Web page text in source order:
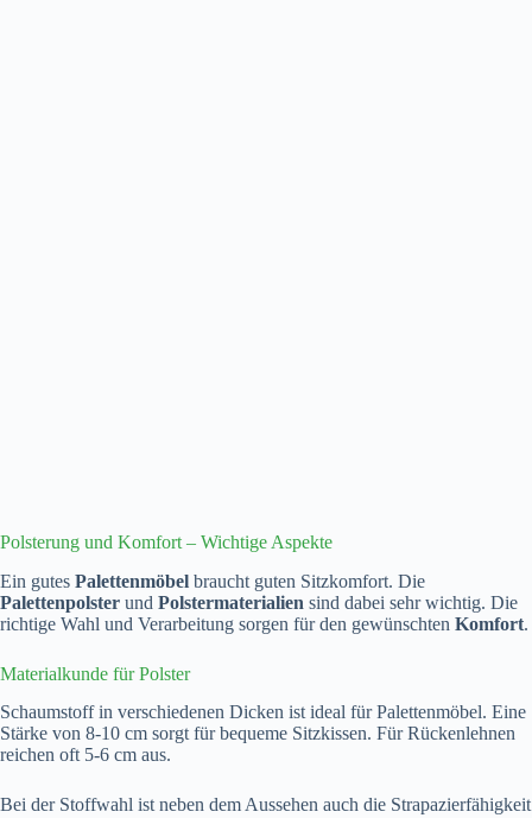
Polsterung und Komfort – Wichtige Aspekte
Ein gutes Palettenmöbel braucht guten Sitzkomfort. Die
Palettenpolster und Polstermaterialien sind dabei sehr wichtig. Die
richtige Wahl und Verarbeitung sorgen für den gewünschten Komfort.
Materialkunde für Polster
Schaumstoff in verschiedenen Dicken ist ideal für Palettenmöbel. Eine
Stärke von 8-10 cm sorgt für bequeme Sitzkissen. Für Rückenlehnen
reichen oft 5-6 cm aus.
Bei der Stoffwahl ist neben dem Aussehen auch die Strapazierfähigkeit